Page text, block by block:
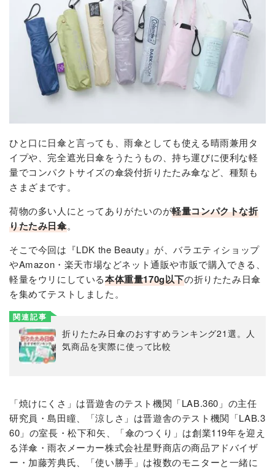
ひと口に日傘と言っても、雨傘としても使える晴雨兼用タ
イプや、完全遮光日傘をうたうもの、持ち運びに便利な軽
量でコンパクトサイズの傘袋付折りたたみ傘など、種類も
さまざまです。
荷物の多い人にとってありがたいのが軽量コンパクトな折
りたたみ日傘。
そこで今回は『LDK the Beauty』が、バラエティショップ
やAmazon・楽天市場などネット通販や市販で購入できる、
軽量をウリにしている本体重量170g以下の折りたたみ日傘
を集めてテストしました。
関連記事
折りたたみ日傘のおすすめランキング21選。人
気商品を実際に使って比較
「焼けにくさ」は晋遊舎のテスト機関「LAB.360」の主任
研究員・島田瞳、「涼しさ」は晋遊舎のテスト機関「LAB.3
60」の室長・松下和矢、「傘のつくり」は創業119年を迎え
る洋傘・雨衣メーカー株式会社星野商店の商品アドバイザ
ー・加藤芳典氏、「使い勝手」は複数のモニターと一緒に